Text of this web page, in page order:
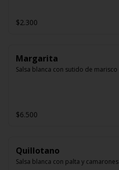
$2.300
Margarita
Salsa blanca con sutido de marisco
$6.500
Quillotano
Salsa blanca con palta y camarones